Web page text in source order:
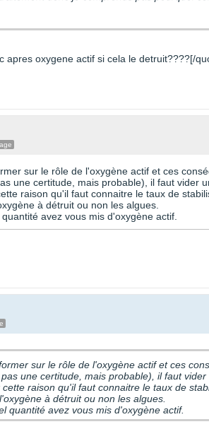
apres oxygene actif si cela le detruit????[/
sur le rôle de l'oxygène actif et ces
une certitude, mais probable), il faut vider
raison qu'il faut connaitre le taux de
à détruit ou non les algues.
avez vous mis d'oxygène actif.
sur le rôle de l'oxygène actif et ces
une certitude, mais probable), il faut
raison qu'il faut connaitre le taux de
à détruit ou non les algues.
quantité avez vous mis d'oxygène actif.